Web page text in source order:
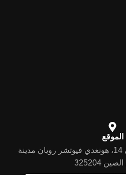
الموقع
الغرفة # 103-104 المبنى 14، هونغدي فيوتشر رويان مدينة
325204